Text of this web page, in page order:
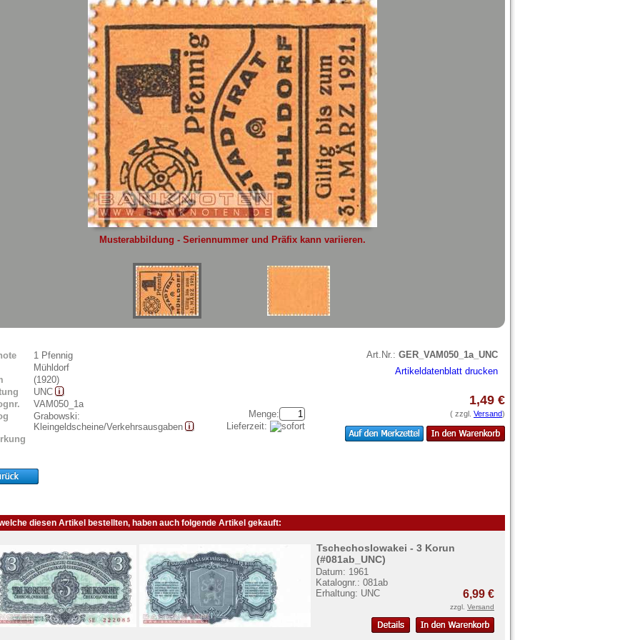
Siehier.
Musterabbildung - Seriennummer und Präfix kann variieren.
1 Pfennig
Mühldorf
(1920)
UNC
VAM050_1a
Grabowski:
Kleingeldscheine/Verkehrsausgaben
Art.Nr.: GER_VAM050_1a_UNC
Artikeldatenblatt drucken
Menge:
Lieferzeit:
1,49 €
( zzgl. Versand)
diesen Artikel bestellten, haben auch folgende Artikel gekauft:
Tschechoslowakei - 3 Korun
(#081ab_UNC)
Datum: 1961
Katalognr.: 081ab
Erhaltung: UNC
6,99 €
zzgl. Versand